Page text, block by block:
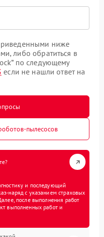
ниже
либо обратиться в
по следующему
если не нашли ответ на
пылесосов
и последующий
наряд с указанием страховых
после выполнения работ
выполненных работ и